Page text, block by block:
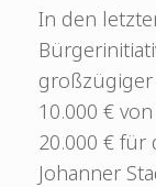
In den
10.000 €
20.000 € für
Johanner